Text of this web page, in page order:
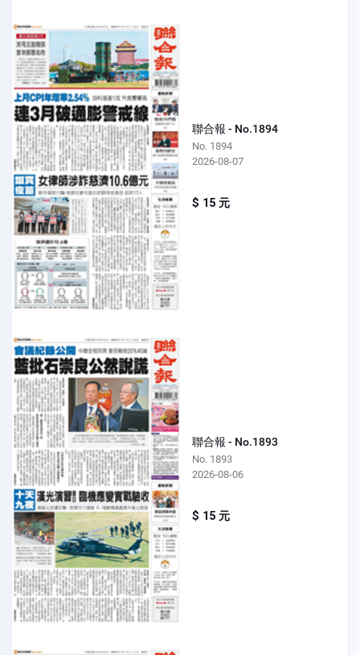
聯合報 - No.1894
No. 1894
2026-08-07
$ 15 元
聯合報 - No.1893
No. 1893
2026-08-06
$ 15 元